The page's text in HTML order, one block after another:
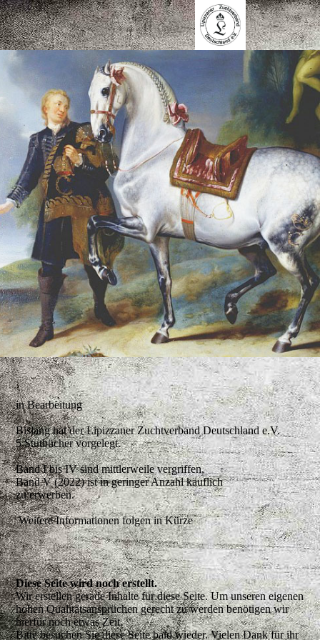
in Bearbeitung
Bislang hat der Lipizzaner Zuchtverband Deutschland e.V.
5 Stutbücher vorgelegt.
Band I bis IV sind mittlerweile vergriffen,
Band V (2022) ist in geringer Anzahl käuflich
zu erwerben.
Weitere Informationen folgen in Kürze
Diese Seite wird noch erstellt.
Wir erstellen gerade Inhalte für diese Seite. Um unseren eigenen
hohen Qualitätsansprüchen gerecht zu werden benötigen wir
hierfür noch etwas Zeit.
Bitte besuchen Sie diese Seite bald wieder. Vielen Dank für ihr